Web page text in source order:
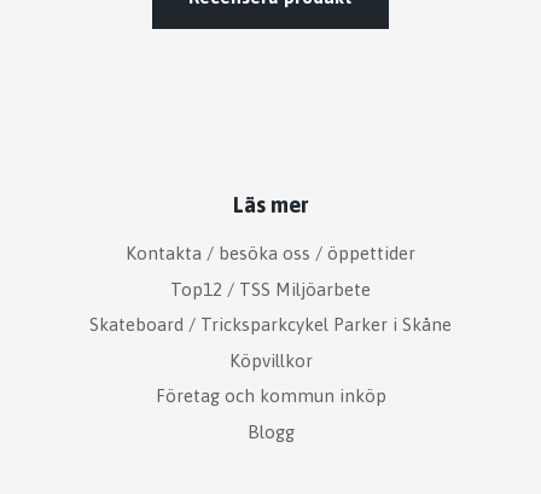
Läs mer
Kontakta / besöka oss / öppettider
Top12 / TSS Miljöarbete
Skateboard / Tricksparkcykel Parker i Skåne
Köpvillkor
Företag och kommun inköp
Blogg